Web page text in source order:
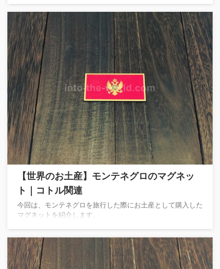
【世界のお土産】モンテネグロのマグネッ
ト｜コトル関連
今回は、モンテネグロを旅行した際にお土産として購入した
マグネットを紹介します。